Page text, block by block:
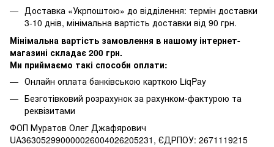
Доставка «Укрпоштою» до відділення: термін доставки
3-10 днів, мінімальна вартість доставки від 90 грн.
Мінімальна вартість замовлення в нашому інтернет-
магазині складає 200 грн.
Ми приймаємо такі способи оплати:
Онлайн оплата банківською карткою LiqPay
Безготівковий розрахунок за рахунком-фактурою та
реквізитами
ФОП Муратов Олег Джафярович
UA363052990000026004026205231, ЄДРПОУ: 2671119215